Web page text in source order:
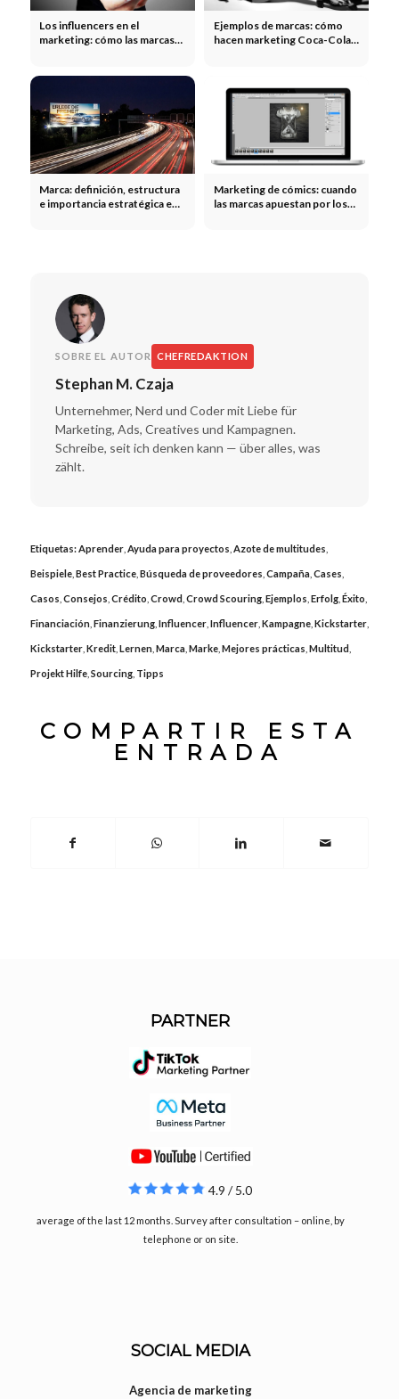
Los influencers en el
marketing: cómo las marcas
Ejemplos de marcas: cómo
hacen marketing Coca-Cola,
Marca: definición, estructura
e importancia estratégica en
Marketing de cómics: cuando
las marcas apuestan por los
SOBRE EL AUTOR CHEFREDAKTION
Stephan M. Czaja
Unternehmer, Nerd und Coder mit Liebe für
Marketing, Ads, Creatives und Kampagnen.
Schreibe, seit ich denken kann — über alles, was
zählt.
Etiquetas:Aprender, Ayuda para proyectos Azote de multitudes
Beispiele, Best Practice, Búsqueda de proveedores Campaña, Cases
Casos Consejos Crédito Crowd Crowd Scouring, Ejemplos Erfolg, Éxito
Financiación, Finanzierung, Influencer, Influencer, Kampagne, Kickstarter,
Kickstarter, Kredit, Lernen, Marca, Marke, Mejores prácticas Multitud
Projekt Hilfe, Sourcing, Tipps
COMPARTIR ESTA
ENTRADA
PARTNER
4.9 / 5.0
average of the last 12 months. Survey after consultation – online, by
telephone or on site.
SOCIAL MEDIA
Agencia de marketing